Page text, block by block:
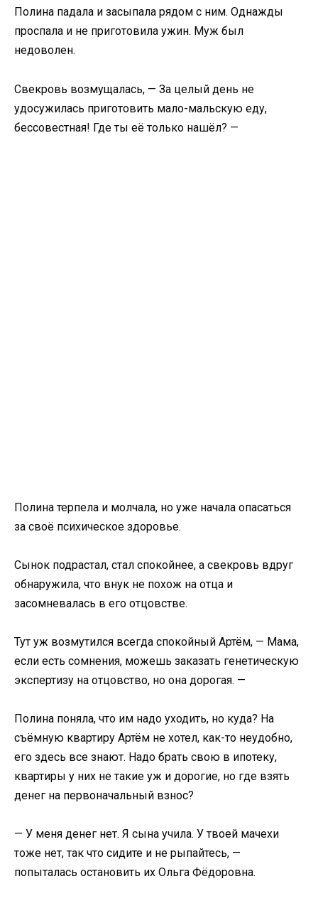
Полина падала и засыпала рядом с ним. Однажды
проспала и не приготовила ужин. Муж был
недоволен.
Свекровь возмущалась, — За целый день не
удосужилась приготовить мало-мальскую еду,
бессовестная! Где ты её только нашёл? —
Полина терпела и молчала, но уже начала опасаться
за своё психическое здоровье.
Сынок подрастал, стал спокойнее, а свекровь вдруг
обнаружила, что внук не похож на отца и
засомневалась в его отцовстве.
Тут уж возмутился всегда спокойный Артём, — Мама,
если есть сомнения, можешь заказать генетическую
экспертизу на отцовство, но она дорогая. —
Полина поняла, что им надо уходить, но куда? На
съёмную квартиру Артём не хотел, как-то неудобно,
его здесь все знают. Надо брать свою в ипотеку,
квартиры у них не такие уж и дорогие, но где взять
денег на первоначальный взнос?
— У меня денег нет. Я сына учила. У твоей мачехи
тоже нет, так что сидите и не рыпайтесь, —
попыталась остановить их Ольга Фёдоровна.